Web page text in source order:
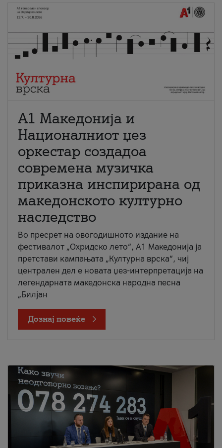
А1 Македонија и
Националниот џез
оркестар создадоа
современа музичка
приказна инспирирана од
македонското културно
наследство
Во пресрет на овогодишното издание на
фестивалот „Охридско лето“, А1 Македонија ја
претстави кампањата „Културна врска“, чиј
централен дел е новата џез-интерпретација на
легендарната македонска народна песна
„Билјан
Дознај повеќе